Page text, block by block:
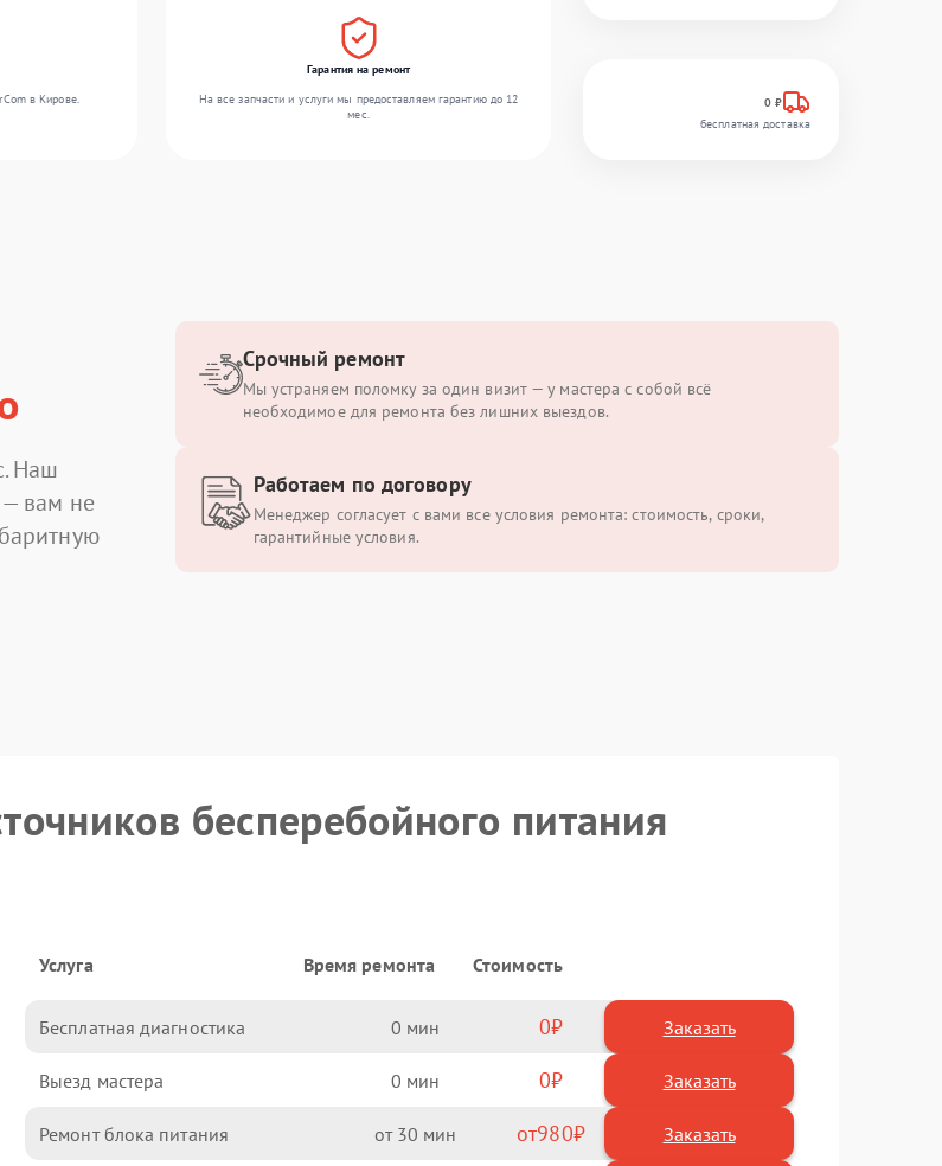
в Кирове.
Гарантия на ремонт
На все запчасти и услуги мы предоставляем гарантию до 12
мес.
0 ₽
бесплатная доставка
Наш
— вам не
Срочный ремонт
Мы устраняем поломку за один визит — у мастера с собой всё
необходимое для ремонта без лишних выездов.
Работаем по договору
Менеджер согласует с вами все условия ремонта: стоимость, сроки,
гарантийные условия.
бесперебойного питания
Услуга Время ремонта Стоимость
Бесплатная диагностика 0 0 Заказать
Выезд мастера 0 0 Заказать
Ремонт блока питания 30 980